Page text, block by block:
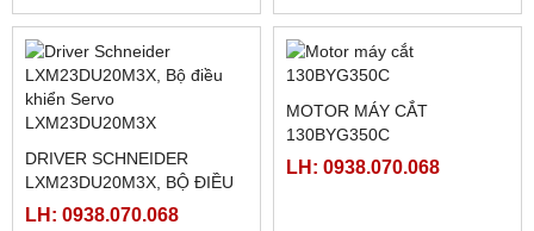
THẺ NHỚ PLC FATEK FBS
LH: 0938.070.068
BỘ LẬP TRÌNH PLC FATEK
FBS-60MAT2-AC
LH: 0938.070.068